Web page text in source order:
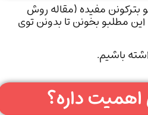
مفیده (مقاله روش
مطلبو بخونن تا بدونن توی
باشیم.
داره؟